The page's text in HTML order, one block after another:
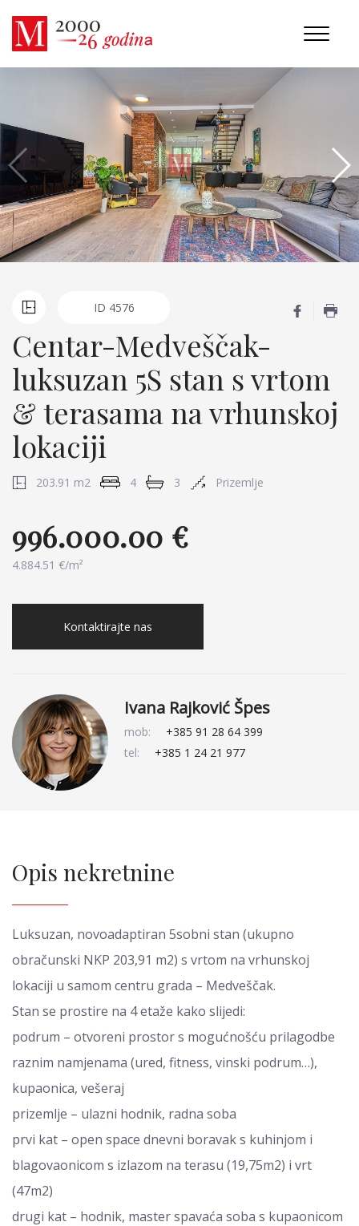
ID 4576
Centar-Medveščak-
luksuzan 5S stan s vrtom
& terasama na vrhunskoj
lokaciji
203.91 m2 4 3 Prizemlje
996.000.00 €
4.884.51 €/m²
Kontaktirajte nas
Ivana Rajković Špes
mob:
+385 91 28 64 399
tel:
+385 1 24 21 977
Opis nekretnine
Luksuzan, novoadaptiran 5sobni stan (ukupno
obračunski NKP 203,91 m2) s vrtom na vrhunskoj
lokaciji u samom centru grada – Medveščak.
Stan se prostire na 4 etaže kako slijedi:
podrum – otvoreni prostor s mogućnošću prilagodbe
raznim namjenama (ured, fitness, vinski podrum…),
kupaonica, vešeraj
prizemlje – ulazni hodnik, radna soba
prvi kat – open space dnevni boravak s kuhinjom i
blagovaonicom s izlazom na terasu (19,75m2) i vrt
(47m2)
drugi kat – hodnik, master spavaća soba s kupaonicom